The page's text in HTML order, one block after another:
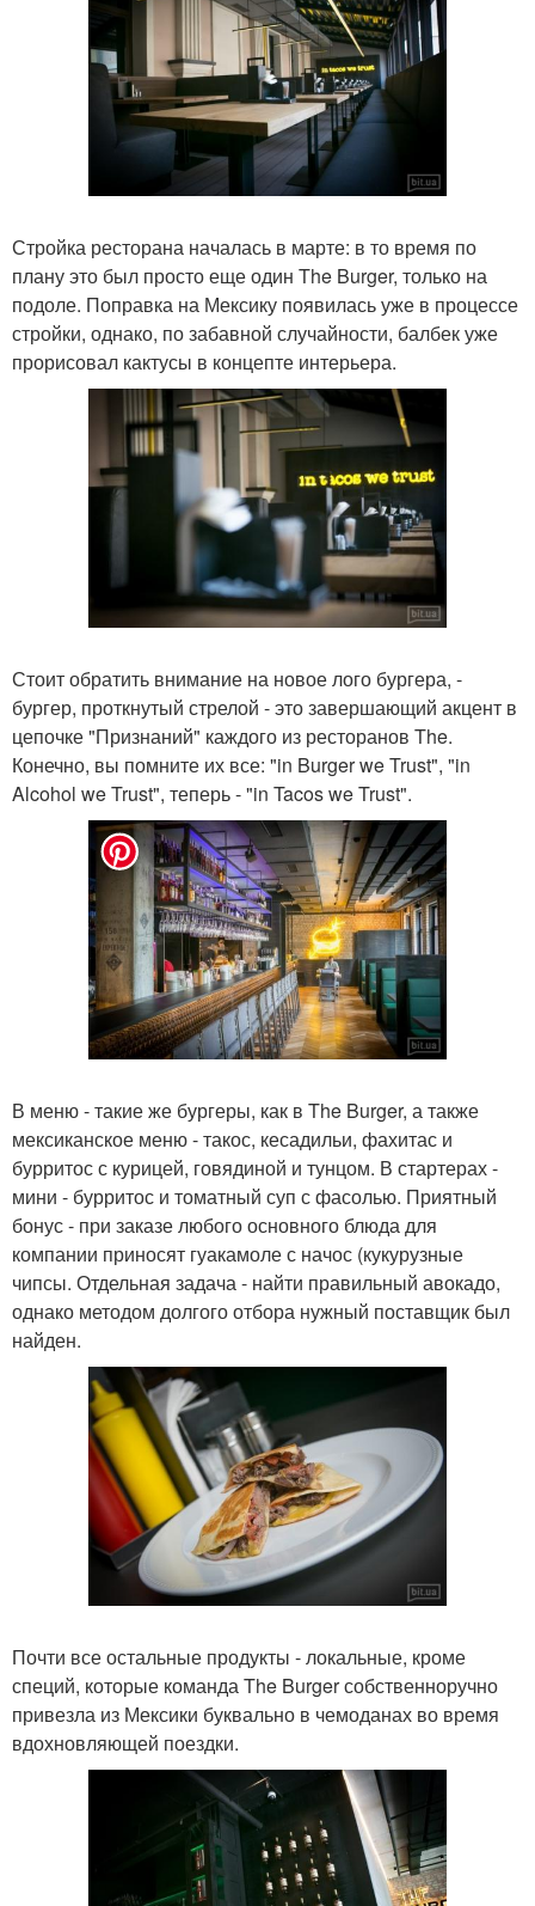
Стройка ресторана началась в марте: в то время по
плану это был просто еще один The Burger, только на
подоле. Поправка на Мексику появилась уже в процессе
стройки, однако, по забавной случайности, балбек уже
прорисовал кактусы в концепте интерьера.
Стоит обратить внимание на новое лого бургера, -
бургер, проткнутый стрелой - это завершающий акцент в
цепочке "Признаний" каждого из ресторанов The.
Конечно, вы помните их все: "in Burger we Trust", "in
Alcohol we Trust", теперь - "in Tacos we Trust".
В меню - такие же бургеры, как в The Burger, а также
мексиканское меню - такос, кесадильи, фахитас и
бурритос с курицей, говядиной и тунцом. В стартерах -
мини - бурритос и томатный суп с фасолью. Приятный
бонус - при заказе любого основного блюда для
компании приносят гуакамоле с начос (кукурузные
чипсы. Отдельная задача - найти правильный авокадо,
однако методом долгого отбора нужный поставщик был
найден.
Почти все остальные продукты - локальные, кроме
специй, которые команда The Burger собственноручно
привезла из Мексики буквально в чемоданах во время
вдохновляющей поездки.